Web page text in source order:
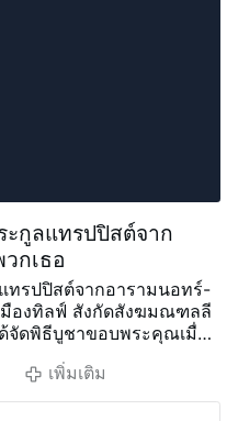
jumped back over the
away. According to
which oversees
Queens, it was …
กูลแทรปปิสต์จาก
กเธอ
รปปิสต์จากอารามนอทร์-
มืองทิลฟ์ สังกัดสังฆมณฑลลี
ด้จัดพิธีบูชาขอบพระคุณเมื่อ
ได้รับการประกอบโดยพระ
วิลล์ แห่งลีแอช ร่วมกับดอม
เพิ่มเติม